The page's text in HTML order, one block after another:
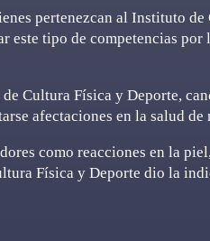
pertenezcan al Instituto
este tipo de competencias por
Cultura Física y Deporte,
afectaciones en la salud de
como reacciones en la
Física y Deporte dio la